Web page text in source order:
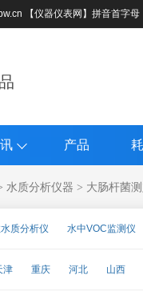
【仪器仪表网】拼音首字母
产品
水质分析仪器 > 大肠杆菌
质分析仪 水中VOC监测仪
物测定仪 挥发酚测定仪
津 重庆 河北 山西